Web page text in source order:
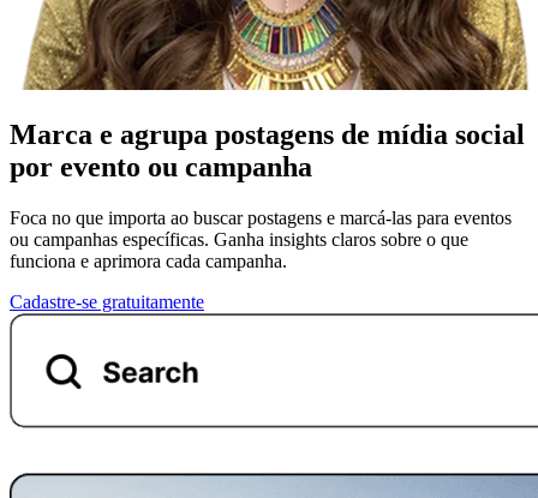
Marca e agrupa postagens de mídia social
por evento ou campanha
Foca no que importa ao buscar postagens e marcá-las para eventos
ou campanhas específicas. Ganha insights claros sobre o que
funciona e aprimora cada campanha.
Cadastre-se gratuitamente